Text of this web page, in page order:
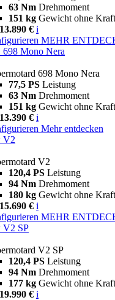
63 Nm Drehmoment
151 kg Gewicht ohne
€ i
MEHR
698 Mono Nera
698 Mono Nera
77,5 PS Leistung
63 Nm Drehmoment
151 kg Gewicht ohne
€ i
Mehr entdecken
V2
V2
120,4 PS Leistung
94 Nm Drehmoment
180 kg Gewicht ohne
€ i
MEHR
V2 SP
V2 SP
120,4 PS Leistung
94 Nm Drehmoment
177 kg Gewicht ohne
€ i